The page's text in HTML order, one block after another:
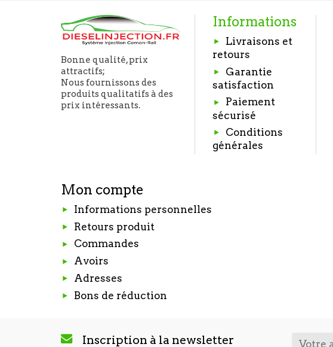
Bonne qualité, prix
attractifs;
Nous fournissons des
produits qualitatifs à des
prix intéressants.
Informations
Livraisons et
retours
Garantie
satisfaction
Paiement
sécurisé
Conditions
générales
Mon compte
Informations personnelles
Retours produit
Commandes
Avoirs
Adresses
Bons de réduction
Inscription à la newsletter